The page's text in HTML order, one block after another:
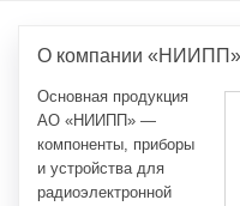
О компании «НИИПП»
Основная продукция
АО «НИИПП» —
компоненты, приборы
и устройства для
радиоэлектронной